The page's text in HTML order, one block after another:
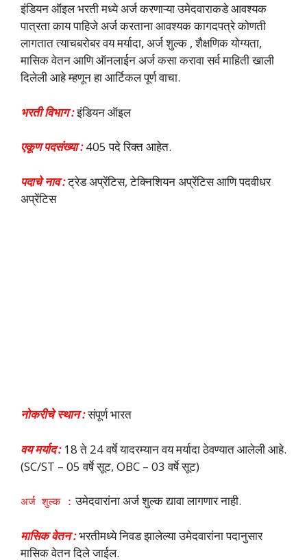
इंडियन ऑइल भरती मध्ये अर्ज करणाऱ्या उमेदवाराकडे आवश्यक
पात्रता काय पाहिजे अर्ज करताना आवश्यक कागदपत्रे कोणती
लागतात त्याचबरोबर वय मर्यादा, अर्ज शुल्क , शैक्षणिक योग्यता,
मासिक वेतन आणि ऑनलाईन अर्ज कसा करावा सर्व माहिती खाली
दिलेली आहे म्हणून हा आर्टिकल पूर्ण वाचा.
भरती विभाग :इंडियन ऑइल
एकूण पदसंख्या :405 पदे रिक्त आहेत.
पदाचे नाव :ट्रेड अप्रेंटिस, टेक्निशियन अप्रेंटिस आणि पदवीधर
अप्रेंटिस
नोकरीचे स्थान :संपूर्ण भारत
वय मर्याद :18 ते 24 वर्षे यादरम्यान वय मर्यादा ठेवण्यात आलेली आहे.
(SC/ST – 05 वर्षे सूट, OBC – 03 वर्षे सूट)
अर्ज शुल्क : उमेदवारांना अर्ज शुल्क द्यावा लागणार नाही.
मासिक वेतन :भरतीमध्ये निवड झालेल्या उमेदवारांना पदानुसार
मासिक वेतन दिले जाईल.